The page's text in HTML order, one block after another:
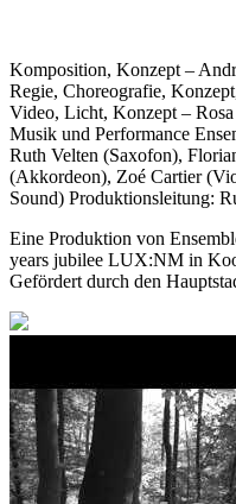
Komposition, Konzept –
Regie, Choreografie,
Video, Licht, Konzept – Rosa
Musik und Performance
Ruth Velten (Saxofon),
(Akkordeon), Zoé Cartier
Sound) Produktionsleitung:
Eine Produktion von
years jubilee LUX:NM in
Gefördert durch den